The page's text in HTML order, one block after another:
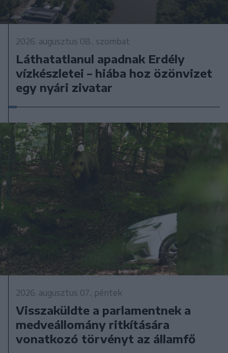
2026. augusztus 08., szombat
Láthatatlanul apadnak Erdély
vízkészletei – hiába hoz özönvizet
egy nyári zivatar
2026. augusztus 07., péntek
Visszaküldte a parlamentnek a
medveállomány ritkítására
vonatkozó törvényt az államfő